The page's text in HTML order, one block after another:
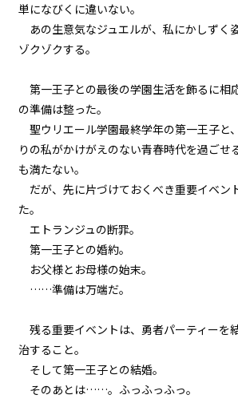
る。（ただし、
0）
episode8
悪役令嬢、地獄
を決意する。
episode9
episode11
イドと再会する。
単になびくに違いない。
あの生意気なジュエルが、私にかしずく
ゾクゾクする。
第一王子との最後の学園生活を飾るに相
の準備は整った。
聖ウリエール学園最終学年の第一王子と
りの私がかけがえのない青春時代を過ごせ
も満たない。
だが、先に片づけておくべき重要イベン
た。
エトランジュの断罪。
第一王子との婚約。
お父様とお母様の始末。
……準備は万端だ。
残る重要イベントは、勇者パーティーを
治すること。
そして第一王子との結婚。
そのあとは……。ふっふっふっ。